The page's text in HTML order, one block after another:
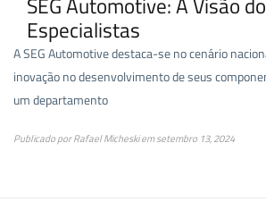
Especialistas
A SEG Automotive destaca-se no cenário
inovação no desenvolvimento de seus
um departamento
Publicado porRafael Micheskiemsetembro 13, 2024